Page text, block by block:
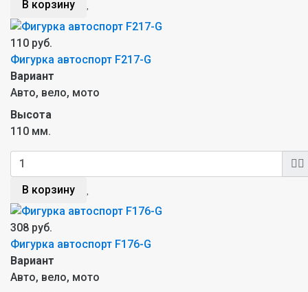
В корзину
110 руб.
Фигурка автоспорт F217-G
Вариант
Авто, вело, мото
Высота
110 мм.
В корзину
308 руб.
Фигурка автоспорт F176-G
Вариант
Авто, вело, мото